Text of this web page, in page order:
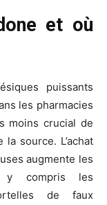
et où
puissants
les pharmacies
moins crucial de
source. L’achat
augmente les
y compris les
de faux